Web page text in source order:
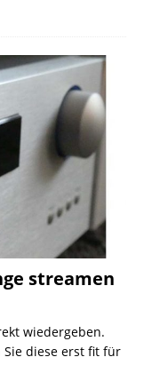
streamen
wiedergeben.
Sie diese erst fit für